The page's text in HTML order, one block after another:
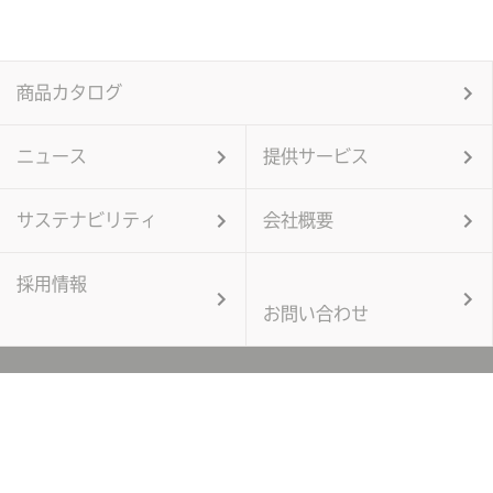
商品カタログ
ニュース 提供サービス
サステナビリティ 会社概要
採用情報
お問い合わせ